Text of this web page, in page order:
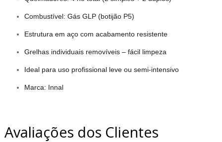
Combustível: Gás GLP (botijão P5)
Estrutura em aço com acabamento resistente
Grelhas individuais removíveis – fácil limpeza
Ideal para uso profissional leve ou semi-intensivo
Marca: Innal
Avaliações dos Clientes